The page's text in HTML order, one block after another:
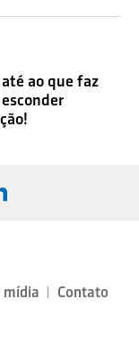
ao que faz
Contato